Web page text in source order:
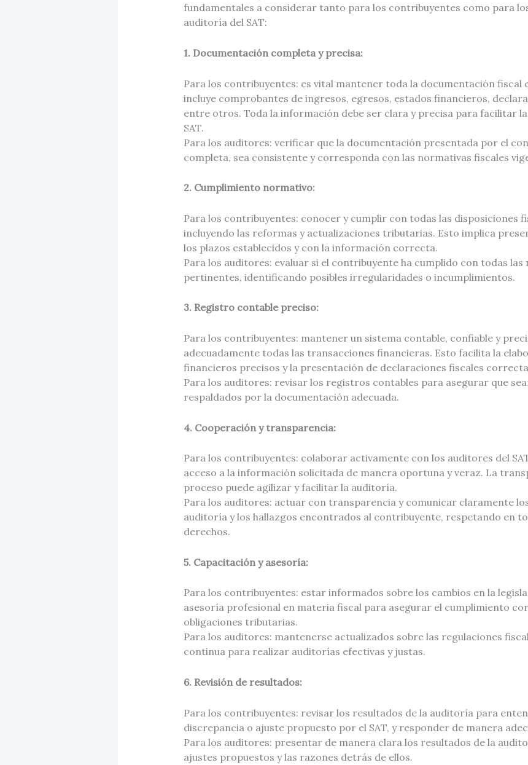
fundamentales a considerar tanto para los contribuyentes como para
auditoría del SAT:
1. Documentación completa y precisa:
Para los contribuyentes: es vital mantener toda la documentación fiscal
incluye comprobantes de ingresos, egresos, estados financieros,
entre otros. Toda la información debe ser clara y precisa para facilitar
SAT.
Para los auditores: verificar que la documentación presentada por el
completa, sea consistente y corresponda con las normativas fiscales
2. Cumplimiento normativo:
Para los contribuyentes: conocer y cumplir con todas las disposiciones
incluyendo las reformas y actualizaciones tributarias. Esto implica
los plazos establecidos y con la información correcta.
Para los auditores: evaluar si el contribuyente ha cumplido con todas las
pertinentes, identificando posibles irregularidades o incumplimientos.
3. Registro contable preciso:
Para los contribuyentes: mantener un sistema contable, confiable y
adecuadamente todas las transacciones financieras. Esto facilita la
financieros precisos y la presentación de declaraciones fiscales
Para los auditores: revisar los registros contables para asegurar que
respaldados por la documentación adecuada.
4. Cooperación y transparencia:
Para los contribuyentes: colaborar activamente con los auditores del
acceso a la información solicitada de manera oportuna y veraz. La
proceso puede agilizar y facilitar la auditoría.
Para los auditores: actuar con transparencia y comunicar claramente
auditoría y los hallazgos encontrados al contribuyente, respetando en
derechos.
5. Capacitación y asesoría:
Para los contribuyentes: estar informados sobre los cambios en la
asesoría profesional en materia fiscal para asegurar el cumplimiento
obligaciones tributarias.
Para los auditores: mantenerse actualizados sobre las regulaciones
continua para realizar auditorías efectivas y justas.
6. Revisión de resultados:
Para los contribuyentes: revisar los resultados de la auditoría para
discrepancia o ajuste propuesto por el SAT, y responder de manera
Para los auditores: presentar de manera clara los resultados de la
ajustes propuestos y las razones detrás de ellos.